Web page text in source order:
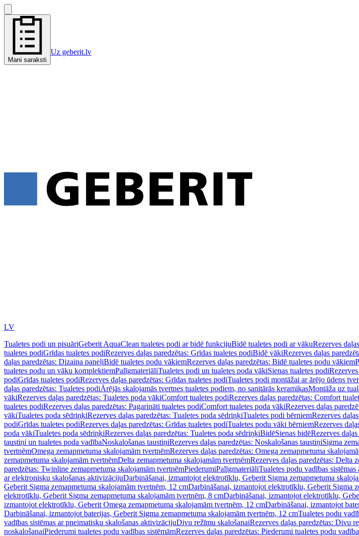
Mani saraksti
Uz geberit.lv
LV
Tualetes podi un pisuāriGeberit AquaClean tualetes podi ar bidē funkcijuBidē tualetes podi ar vākuRezerves
tualetes podiGrīdas tualetes podiRezerves daļas paredzētas: Grīdas tualetes podiBidē vākiRezerves daļas
daļas paredzētas: Dizaina paneļiBidē tualetes podu vākiemRezerves daļas paredzētas: Bidē tualetes podu vākiem
tualetes podu un vāku komplektiemPalīgmateriāliTualetes podi un tualetes poda vākiSienas tualetes podi
podiGrīdas tualetes podiRezerves daļas paredzētas: Grīdas tualetes podiTualetes podi montāžai ar ārējo ūdens
daļas paredzētas: Tualetes podiĀrējās skalojamās tvertnes tualetes podiem, no sanitārās keramikasMontāža uz
vākiRezerves daļas paredzētas: Tualetes poda vākiComfort tualetes podiRezerves daļas paredzētas: Comfort
tualetes podiRezerves daļas paredzētas: Pagarināti tualetes podiComfort tualetes poda vākiRezerves daļas
vākiTualetes poda sēdriņķiRezerves daļas paredzētas: Tualetes poda sēdriņķiTualetes podi bērniemRezerves
podiGrīdas tualetes podiRezerves daļas paredzētas: Grīdas tualetes podiTualetes podu vāki bērniemRezerves
poda vākiTualetes poda sēdriņķiRezerves daļas paredzētas: Tualetes poda sēdriņķiBidēSienas bidēRezerves
taustiņi un tualetes poda vadībaNoskalošanas taustiņiRezerves daļas paredzētas: Noskalošanas taustiņiSigma
tvertnēmOmega zemapmetuma skalojamām tvertnēmRezerves daļas paredzētas: Omega zemapmetuma
zemapmetuma skalojamām tvertnēmDelta zemapmetuma skalojamām tvertnēmRezerves daļas paredzētas: Delta
paredzētas: Twinline zemapmetuma skalojamām tvertnēmPiederumiPalīgmateriāliTualetes podu vadības
ar elektronisku skalošanas aktivizācijuDarbināšanai, izmantojot elektrotīklu, Geberit Sigma zemapmetuma
Geberit Sigma zemapmetuma skalojamām tvertnēm, 12 cmDarbināšanai, izmantojot elektrotīklu, Geberit Sigma
elektrotīklu, Geberit Sigma zemapmetuma skalojamām tvertnēm, 8 cmDarbināšanai, izmantojot elektrotīklu,
izmantojot elektrotīklu, Geberit Omega zemapmetuma skalojamām tvertnēm, 12 cmDarbināšanai, izmantojot
Darbināšanai, izmantojot baterijas, Geberit Sigma zemapmetuma skalojamām tvertnēm, 12 cmTualetes podu
vadības sistēmas ar pneimatisku skalošanas aktivizācijuDivu režīmu skalošanaiRezerves daļas paredzētas: Divu
noskalošanaiPiederumi tualetes podu vadības sistēmāmRezerves daļas paredzētas: Piederumi tualetes podu